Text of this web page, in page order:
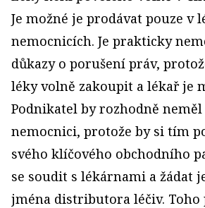
Je možné je prodávat pouze v
nemocnicích. Je prakticky
důkazy o porušení práv,
léky volně zakoupit a lékař je
Podnikatel by rozhodně
nemocnici, protože by si tím
svého klíčového obchodního
se soudit s lékárnami a žádat
jména distributora léčiv. Toho